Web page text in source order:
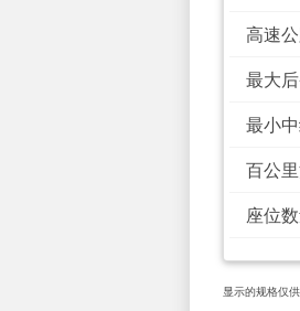
高速
最大
最小
百公
座位
显示的规格仅